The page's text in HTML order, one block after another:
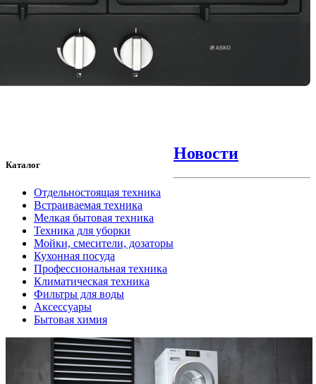
Каталог
Отдельностоящая техника
Встраиваемая техника
Мелкая бытовая техника
Техника для уборки
Мойки, смесители, дозаторы
Кухонная посуда
Профессиональная техника
Климатическая техника
Фильтры для воды
Аксессуары
Бытовая химия
Новости